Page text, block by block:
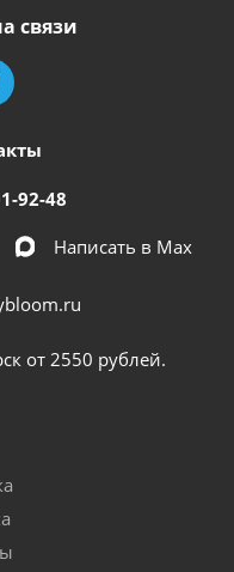
связи
92-48
Написать в Мах
от 2550 рублей.